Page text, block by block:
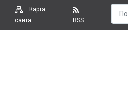
Карта
сайта
RSS